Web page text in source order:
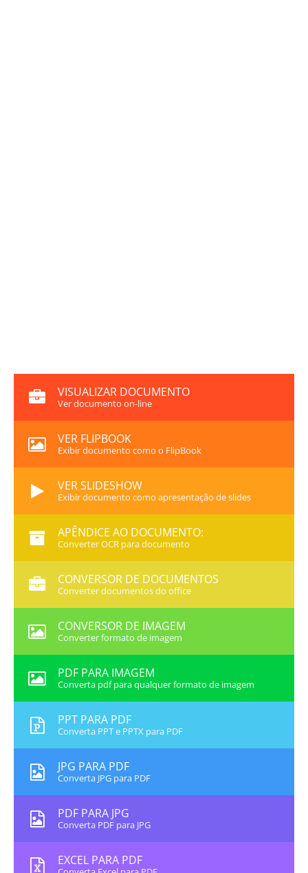
VISUALIZAR DOCUMENTO
Ver documento on-line
VER FLIPBOOK
Exibir documento como o FlipBook
VER SLIDESHOW
Exibir documento como apresentação de slides
APÊNDICE AO DOCUMENTO:
Converter OCR para documento
CONVERSOR DE DOCUMENTOS
Converter documentos do office
CONVERSOR DE IMAGEM
Converter formato de imagem
PDF PARA IMAGEM
Converta pdf para qualquer formato de imagem
PPT PARA PDF
Converta PPT e PPTX para PDF
JPG PARA PDF
Converta JPG para PDF
PDF PARA JPG
Converta PDF para JPG
EXCEL PARA PDF